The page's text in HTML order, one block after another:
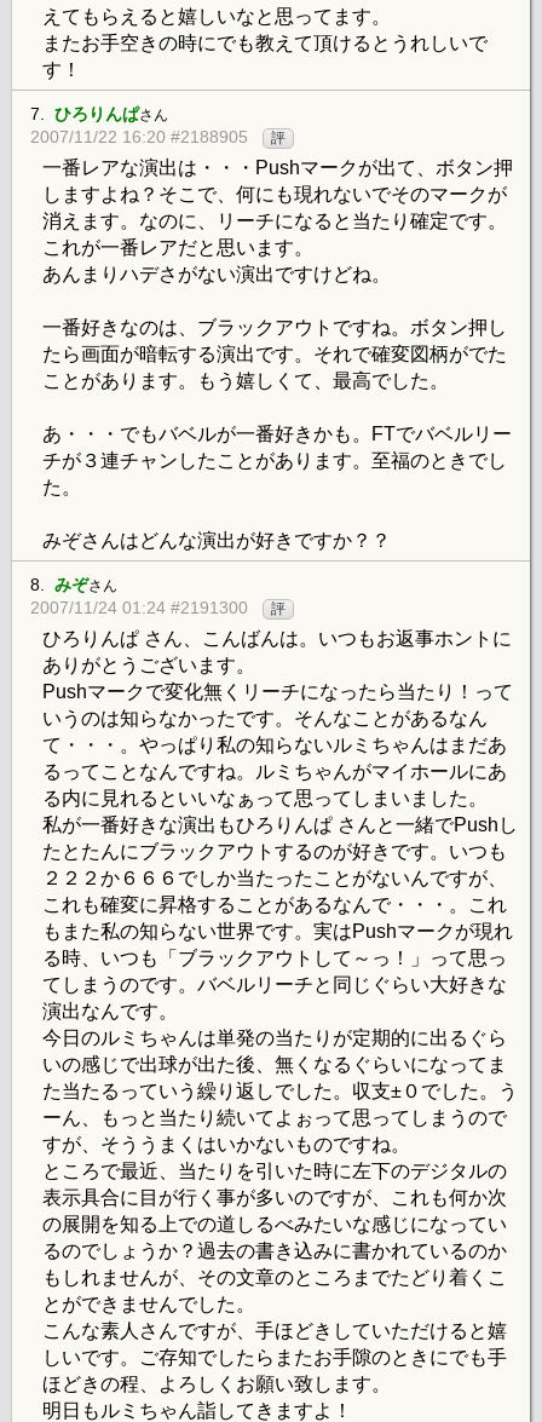
えてもらえると嬉しいなと思ってます。
またお手空きの時にでも教えて頂けるとうれしいで
す！
7. ひろりんぱさん
2007/11/22 16:20 #2188905 評
一番レアな演出は・・・Pushマークが出て、ボタン押
しますよね？そこで、何にも現れないでそのマークが
消えます。なのに、リーチになると当たり確定です。
これが一番レアだと思います。
あんまりハデさがない演出ですけどね。
一番好きなのは、ブラックアウトですね。ボタン押し
たら画面が暗転する演出です。それで確変図柄がでた
ことがあります。もう嬉しくて、最高でした。
あ・・・でもバベルが一番好きかも。FTでバベルリー
チが３連チャンしたことがあります。至福のときでし
た。
みぞさんはどんな演出が好きですか？？
8. みぞさん
2007/11/24 01:24 #2191300 評
ひろりんぱ さん、こんばんは。いつもお返事ホントに
ありがとうございます。
Pushマークで変化無くリーチになったら当たり！って
いうのは知らなかったです。そんなことがあるなん
て・・・。やっぱり私の知らないルミちゃんはまだあ
るってことなんですね。ルミちゃんがマイホールにあ
る内に見れるといいなぁって思ってしまいました。
私が一番好きな演出もひろりんぱ さんと一緒でPushし
たとたんにブラックアウトするのが好きです。いつも
２２２か６６６でしか当たったことがないんですが、
これも確変に昇格することがあるなんで・・・。これ
もまた私の知らない世界です。実はPushマークが現れ
る時、いつも「ブラックアウトして～っ！」って思っ
てしまうのです。バベルリーチと同じぐらい大好きな
演出なんです。
今日のルミちゃんは単発の当たりが定期的に出るぐら
いの感じで出球が出た後、無くなるぐらいになってま
た当たるっていう繰り返しでした。収支±０でした。う
ーん、もっと当たり続いてよぉって思ってしまうので
すが、そううまくはいかないものですね。
ところで最近、当たりを引いた時に左下のデジタルの
表示具合に目が行く事が多いのですが、これも何か次
の展開を知る上での道しるべみたいな感じになってい
るのでしょうか？過去の書き込みに書かれているのか
もしれませんが、その文章のところまでたどり着くこ
とができませんでした。
こんな素人さんですが、手ほどきしていただけると嬉
しいです。ご存知でしたらまたお手隙のときにでも手
ほどきの程、よろしくお願い致します。
明日もルミちゃん詣してきますよ！